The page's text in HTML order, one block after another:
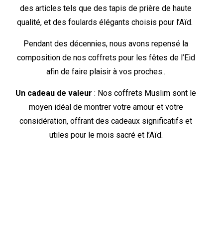
des articles tels que des tapis de prière de haute
qualité, et des foulards élégants choisis pour l’Aïd.
Pendant des décennies, nous avons repensé la
composition de nos coffrets pour les fêtes de l’Eid
afin de faire plaisir à vos proches..
Un cadeau de valeur : Nos coffrets Muslim sont le
moyen idéal de montrer votre amour et votre
considération, offrant des cadeaux significatifs et
utiles pour le mois sacré et l’Aïd.